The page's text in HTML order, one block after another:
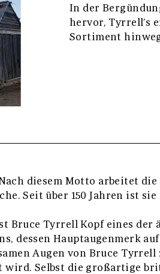
In der
hervor, Tyrrell’s
Sortiment
diesem Motto arbeitet die
Seit über 150 Jahren ist sie
Bruce Tyrrell Kopf eines der
dessen Hauptaugenmerk
Augen von Bruce Tyrrell
wird. Selbst die großartige